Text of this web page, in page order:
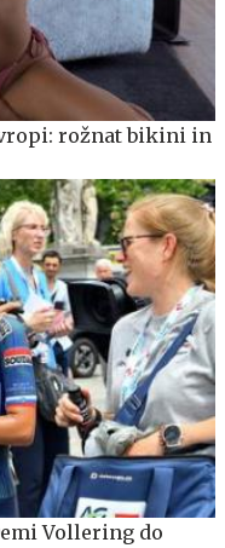
rožnat bikini in
Vollering do